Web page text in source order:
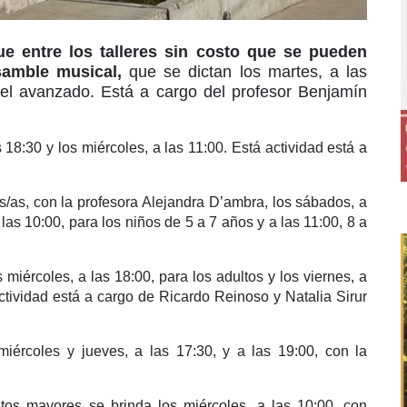
entre los talleres sin costo que se pueden
musical, que se dictan los martes, a las
avanzado. Está a cargo del profesor Benjamín
y los miércoles, a las 11:00. Está actividad está a
as, con la profesora Alejandra D’ambra, los sábados, a
10:00, para los niños de 5 a 7 años y a las 11:00, 8 a
a las 18:00, para los adultos y los viernes, a
está a cargo de Ricardo Reinoso y Natalia Sirur
y jueves, a las 17:30, y a las 19:00, con la